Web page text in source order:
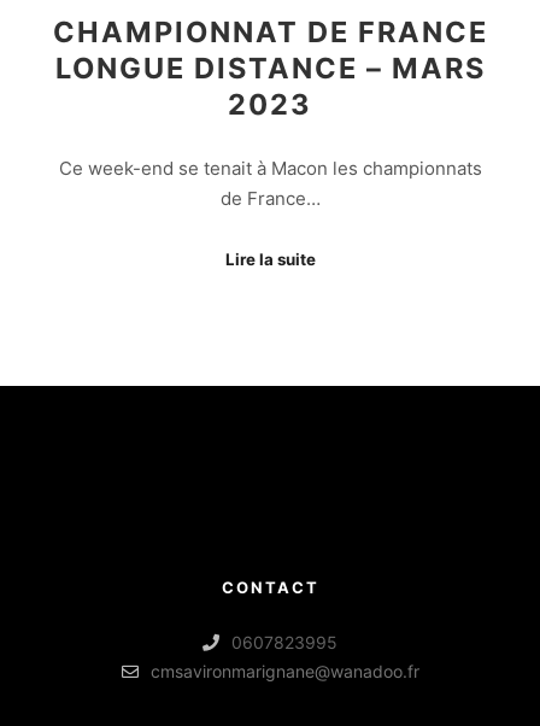
CHAMPIONNAT DE FRANCE
LONGUE DISTANCE – MARS
2023
Ce week-end se tenait à Macon les championnats
de France…
Lire la suite
CONTACT
0607823995
cmsavironmarignane@wanadoo.fr